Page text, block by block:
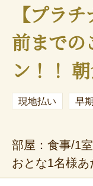
【プラ
前までの
ン！！
現地払い 早
部屋：食事/1
おとな1名様